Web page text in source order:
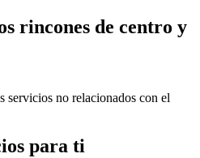
rincones de centro y
servicios no relacionados con el
para ti